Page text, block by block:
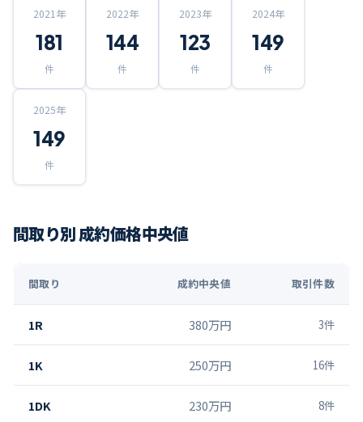
2021 年
181
件
2022年
144
件
2023年
123
件
2024年
149
件
2025年
149
件
間取り別 成約価格中央値
間取り 成約中央値 取引件数
1R 380万円 3件
1K 250万円 16件
1DK 230万円 8件